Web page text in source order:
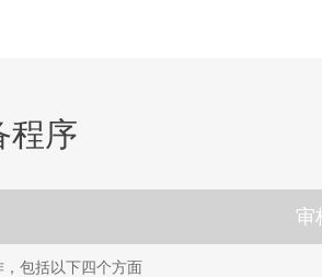
程序
审
包括以下四个方面